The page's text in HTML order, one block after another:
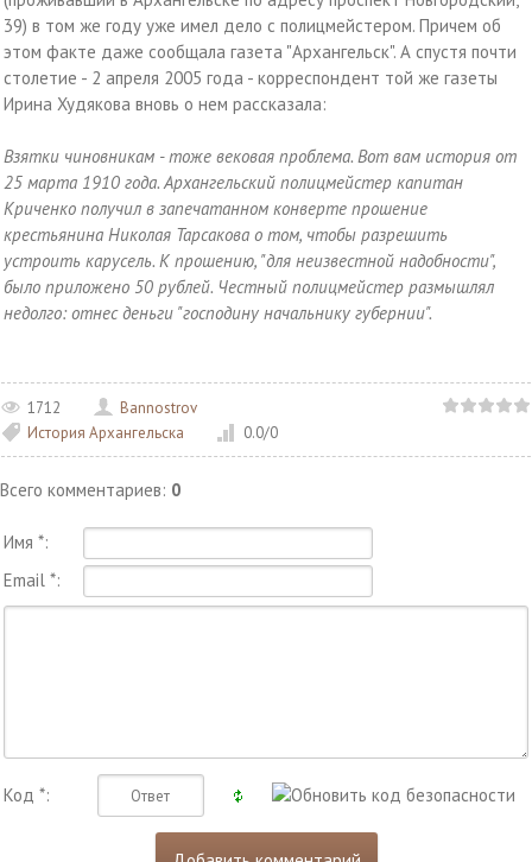
39) в том же году уже имел дело с полицмейстером. Причем об
этом факте даже сообщала газета "Архангельск". А спустя почти
столетие - 2 апреля 2005 года - корреспондент той же газеты
Ирина Худякова вновь о нем рассказала:
Взятки чиновникам - тоже вековая проблема. Вот вам история от
25 марта 1910 года. Архангельский полицмейстер капитан
Криченко получил в запечатанном конверте прошение
крестьянина Николая Тарсакова о том, чтобы разрешить
устроить карусель. К прошению, "для неизвестной надобности",
было приложено 50 рублей. Честный полицмейстер размышлял
недолго: отнес деньги "господину начальнику губернии".
1712
Bannostrov
История Архангельска
0.0/0
Всего комментариев: 0
Имя *:
Email *:
Код *: